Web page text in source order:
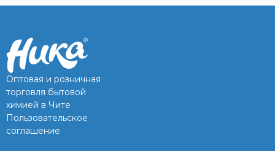
Оптовая и розничная
торговля бытовой
химией в Чите
Пользовательское
соглашение